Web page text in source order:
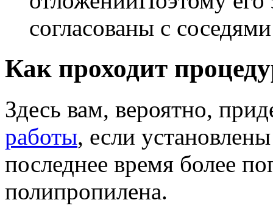
согласованы с
Как проходит
Здесь вам, вероятно,
работы, если
последнее время более
полипропилена.